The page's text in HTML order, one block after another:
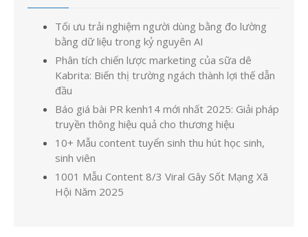
Tối ưu trải nghiệm người dùng bằng đo lường
bằng dữ liệu trong kỷ nguyên AI
Phân tích chiến lược marketing của sữa dê
Kabrita: Biến thị trường ngách thành lợi thế dẫn
đầu
Báo giá bài PR kenh14 mới nhất 2025: Giải pháp
truyền thông hiệu quả cho thương hiệu
10+ Mẫu content tuyển sinh thu hút học sinh,
sinh viên
1001 Mẫu Content 8/3 Viral Gây Sốt Mạng Xã
Hội Năm 2025